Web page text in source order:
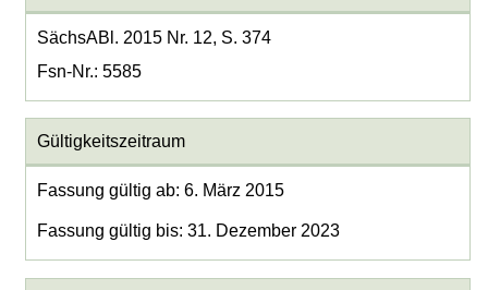
SächsABl. 2015 Nr. 12, S. 374
Fsn-Nr.: 5585
Gültigkeitszeitraum
Fassung gültig ab: 6. März 2015
Fassung gültig bis: 31. Dezember 2023